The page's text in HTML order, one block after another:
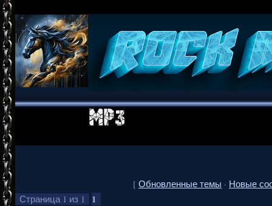
[ Обновленные темы · Новые
Страница 1 из 1 1